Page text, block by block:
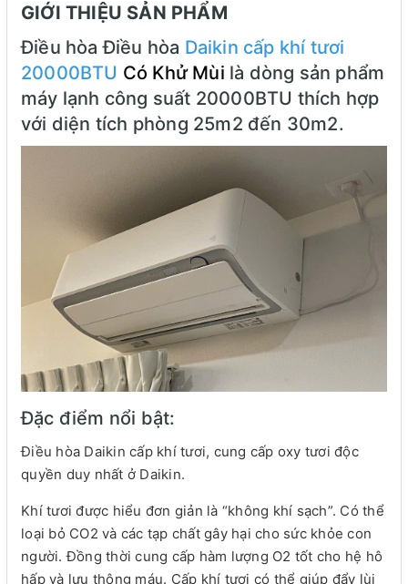
GIỚI THIỆU SẢN PHẨM
Điều hòa Điều hòa Daikin cấp khí tươi
20000BTU Có Khử Mùi là dòng sản phẩm
máy lạnh công suất 20000BTU thích hợp
với diện tích phòng 25m2 đến 30m2.
Đặc điểm nổi bật:
Điều hòa Daikin cấp khí tươi, cung cấp oxy tươi độc
quyền duy nhất ở Daikin.
Khí tươi được hiểu đơn giản là “không khí sạch”. Có thể
loại bỏ CO2 và các tạp chất gây hại cho sức khỏe con
người. Đồng thời cung cấp hàm lượng O2 tốt cho hệ hô
hấp và lưu thông máu. Cấp khí tươi có thể giúp đẩy lùi